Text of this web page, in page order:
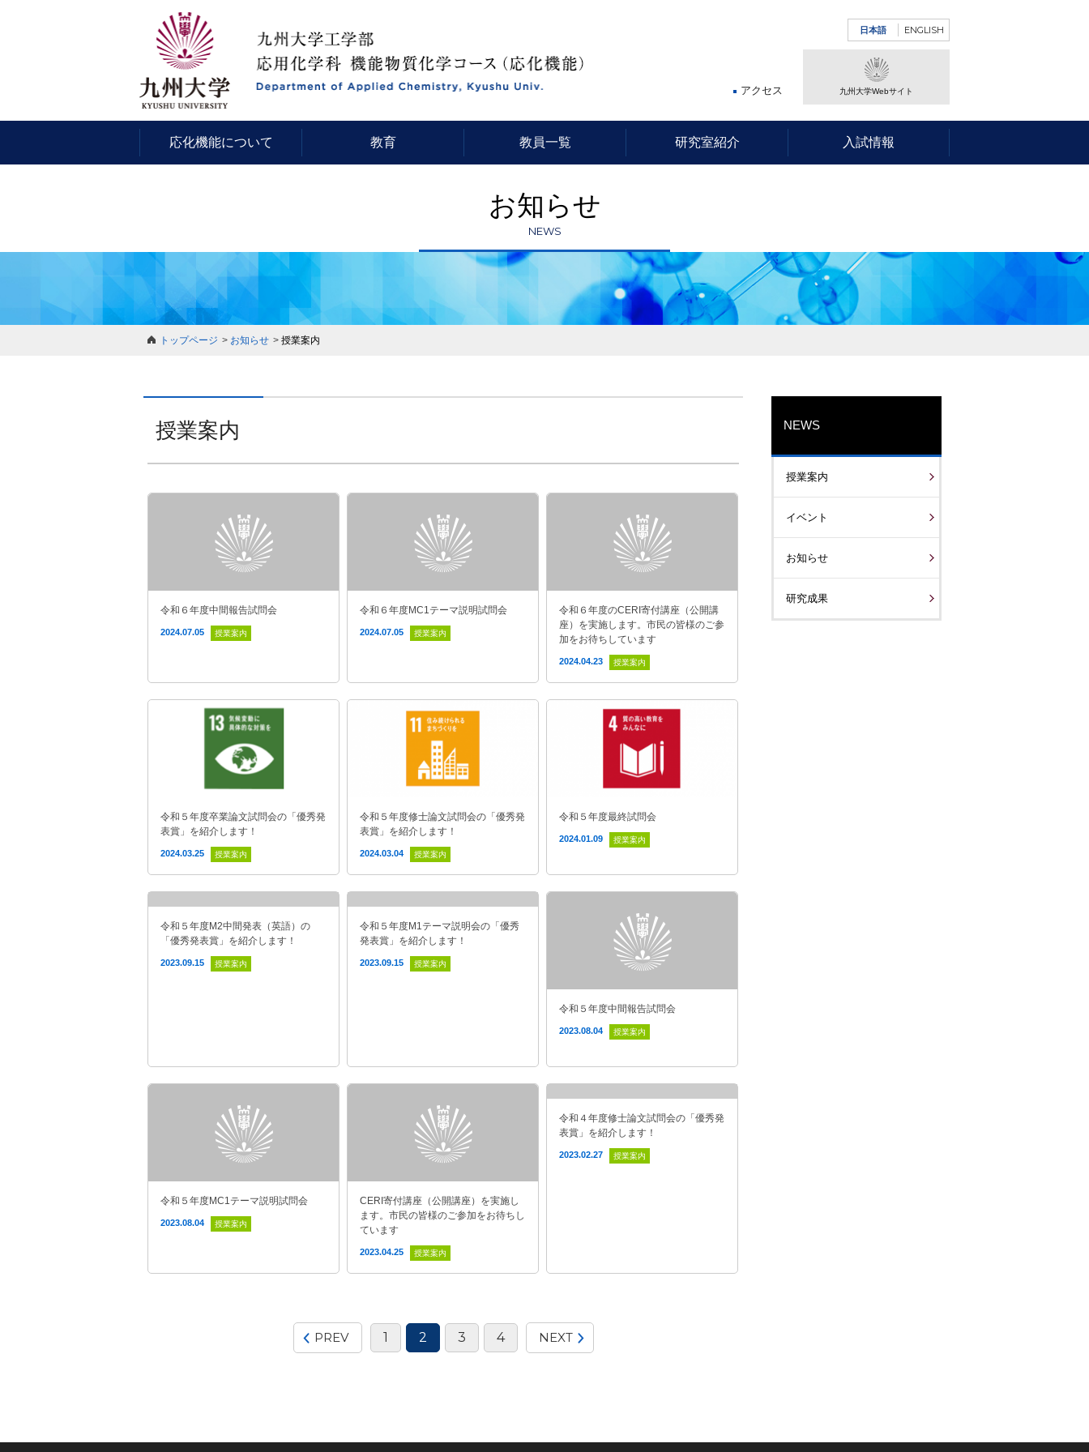
日本語 ENGLISH
アクセス 九州大学Webサイト
応化機能について 教育 教員一覧 研究室紹介 入試情報
お知らせ
NEWS
トップページ お知らせ 授業案内
授業案内
令和６年度中間報告試問会
2024.07.05 授業案内
令和６年度MC1テーマ説明試問会
2024.07.05 授業案内
令和６年度のCERI寄付講座（公開講
座）を実施します。市民の皆様のご参
加をお待ちしています
2024.04.23 授業案内
令和５年度卒業論文試問会の「優秀発
表賞」を紹介します！
2024.03.25 授業案内
令和５年度修士論文試問会の「優秀発
表賞」を紹介します！
2024.03.04 授業案内
令和５年度最終試問会
2024.01.09 授業案内
令和５年度M2中間発表（英語）の
「優秀発表賞」を紹介します！
2023.09.15 授業案内
令和５年度M1テーマ説明会の「優秀
発表賞」を紹介します！
2023.09.15 授業案内
令和５年度中間報告試問会
2023.08.04 授業案内
令和５年度MC1テーマ説明試問会
2023.08.04 授業案内
CERI寄付講座（公開講座）を実施し
ます。市民の皆様のご参加をお待ちし
ています
2023.04.25 授業案内
令和４年度修士論文試問会の「優秀発
表賞」を紹介します！
2023.02.27 授業案内
PREV 1 2 3 4 NEXT
NEWS
授業案内
イベント
お知らせ
研究成果